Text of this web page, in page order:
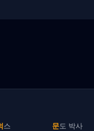
럭스
문도 박사